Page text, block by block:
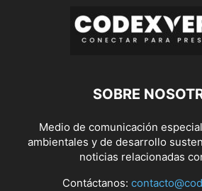
SOBRE
Medio de comunicación
ambientales y de desarrollo
noticias relacionadas
Contáctanos: